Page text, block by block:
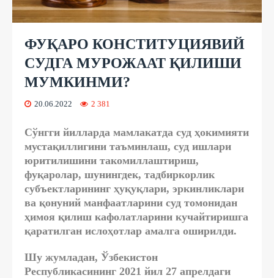
ФУҚАРО КОНСТИТУЦИЯВИЙ
СУДГА МУРОЖААТ ҚИЛИШИ
МУМКИНМИ?
20.06.2022 2 381
Сўнгги йилларда мамлакатда суд ҳокимияти
мустақиллигини таъминлаш, суд ишлари
юритилишини такомиллаштириш,
фуқаролар, шунингдек, тадбиркорлик
субъектларининг ҳуқуқлари, эркинликлари
ва қонуний манфаатларини суд томонидан
ҳимоя қилиш кафолатларини кучайтиришга
қаратилган ислоҳотлар амалга оширилди.
Шу жумладан, Ўзбекистон
Республикасининг 2021 йил 27 апрелдаги